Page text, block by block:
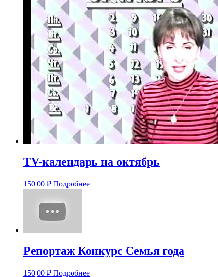
TV-календарь на октябрь
150,00 ₽ Подробнее
Репортаж Конкурс Семья года
150,00 ₽ Подробнее